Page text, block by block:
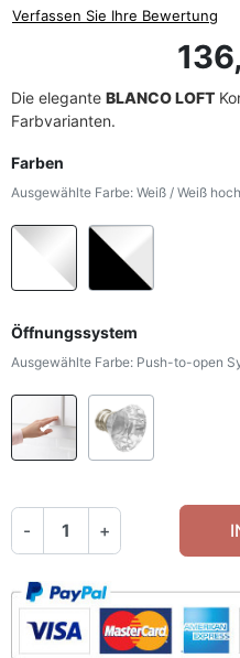
Verfassen Sie Ihre Bewertung
Die elegante BLANCO LOFT
Farbvarianten.
Farben
Ausgewählte Farbe: Weiß / Weiß
Weiß / Weiß
Öffnungssystem
Ausgewählte Farbe: Push-to-open
Push-to-open
- +